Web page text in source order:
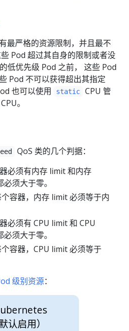
最严格的资源限制，并且最不
Pod 超过其自身的限制或者没
低优先级 Pod 之前， 这些 Pod
Pod 不可以获得超出其指定
也可以使用
static
CPU 管
。
QoS 类的几个判据：
必须有内存 limit 和内存
须大于零。
容器，内存 limit 必须等于内
必须有 CPU limit 和 CPU
须大于零。
容器，CPU limit 必须等于
级别资源：
默认启用）